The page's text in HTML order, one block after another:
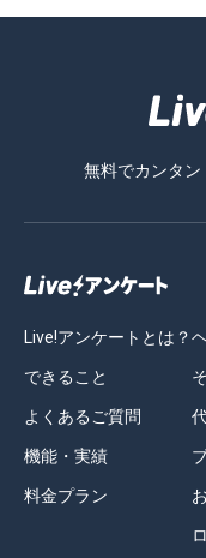
無料でカンタン
Live!アンケートとは？
できること
よくあるご質問
機能・実績
料金プラン